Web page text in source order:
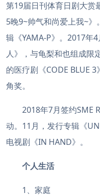
第19届日刊体育日剧大赏
5晚9~帅气和尚爱上我~
辑《YAMA-P》。2017年
人》，与龟梨和也组成限
的医疗剧《CODE BLUE
角奖。
2018年7月签约SME
动。11月，发行专辑《
电视剧《IN HAND》。
个人生活
1、家庭